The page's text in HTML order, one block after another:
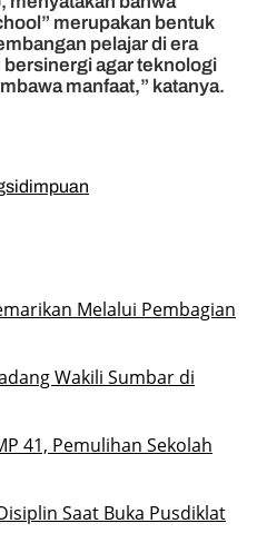
merupakan bentuk
pelajar di era
agar teknologi
manfaat,” katanya.
Melalui Pembagian
Wakili Sumbar di
41, Pemulihan Sekolah
Saat Buka Pusdiklat